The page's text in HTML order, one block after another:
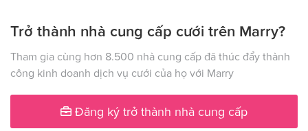
Dịch vụ cưới tại Hà Nội Dịch vụ cưới tại Đăk Nông
Dịch vụ cưới tại Điện Biên Dịch vụ cưới tại Đồng Nai
Dịch vụ cưới tại Đồng Tháp Dịch vụ cưới tại Gia Lai
Dịch vụ cưới tại Hà Giang Dịch vụ cưới tại Hà Nam
Trở thành nhà cung cấp cưới trên Marry?
Tham gia cùng hơn 8.500 nhà cung cấp đã thúc đẩy thành
công kinh doanh dịch vụ cưới của họ với Marry
Đăng ký trở thành nhà cung cấp